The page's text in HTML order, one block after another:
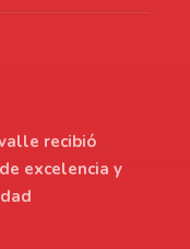
recibió
excelencia y